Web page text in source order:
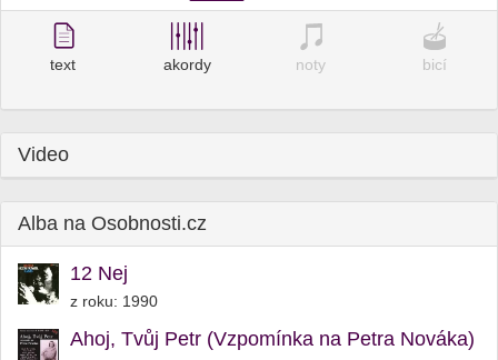
text akordy noty bicí
Video
Alba na Osobnosti.cz
12 Nej
z roku: 1990
Ahoj, Tvůj Petr (Vzpomínka na Petra Nováka)